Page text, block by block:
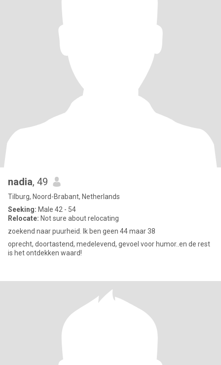
nadia, 49
Tilburg, Noord-Brabant, Netherlands
Seeking: Male 42 - 54
Relocate: Not sure about relocating
zoekend naar puurheid. Ik ben geen 44 maar 38
oprecht, doortastend, medelevend, gevoel voor humor..en de rest
is het ontdekken waard!